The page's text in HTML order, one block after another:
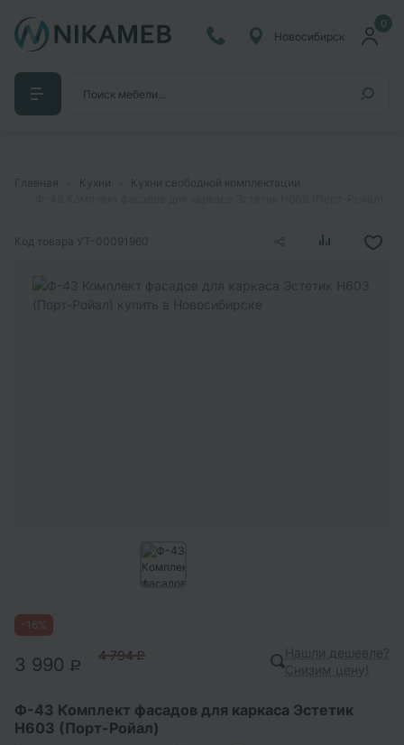
0
Новосибирск
Главная Кухни
Кухни свободной комплектации
Код товара УТ-00091960
16%
3 990 P
4 794 P
Нашли дешевле?
Снизим цену!
Ф-43 Комплект фасадов для каркаса Эстетик
Н603 (Порт-Ройал)